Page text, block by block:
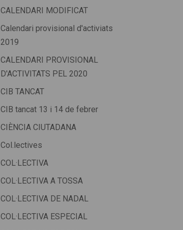
CALENDARI MODIFICAT
Calendari provisional d'activiats
2019
CALENDARI PROVISIONAL
D'ACTIVITATS PEL 2020
CIB TANCAT
CIB tancat 13 i 14 de febrer
CIÈNCIA CIUTADANA
Col.lectives
COL·LECTIVA
COL·LECTIVA A TOSSA
COL·LECTIVA DE NADAL
COL·LECTIVA ESPECIAL